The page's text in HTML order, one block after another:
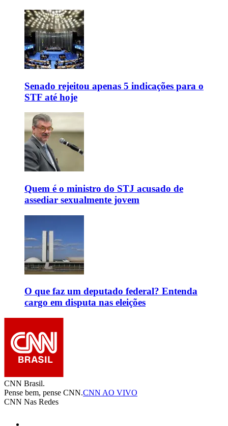
Senado rejeitou apenas 5 indicações para o
STF até hoje
Quem é o ministro do STJ acusado de
assediar sexualmente jovem
O que faz um deputado federal? Entenda
cargo em disputa nas eleições
CNN Brasil.
Pense bem, pense CNN.CNN AO VIVO
CNN Nas Redes